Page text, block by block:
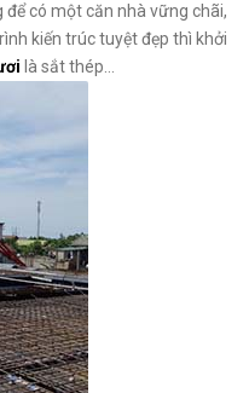
có một căn nhà vững chãi,
kiến trúc tuyệt đẹp thì khởi
là sắt thép…